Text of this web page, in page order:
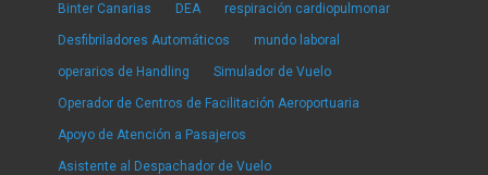
Binter Canarias DEA respiración cardiopulmonar
Desfibriladores Automáticos mundo laboral
operarios de Handling Simulador de Vuelo
Operador de Centros de Facilitación Aeroportuaria
Apoyo de Atención a Pasajeros
Asistente al Despachador de Vuelo